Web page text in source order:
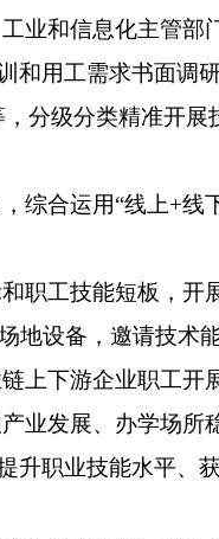
业和信息化主管部
和用工需求书面调
分级分类精准开展
综合运用“线上+线
职工技能短板，开
地设备，邀请技术
上下游企业职工开
业发展、办学场所
升职业技能水平、